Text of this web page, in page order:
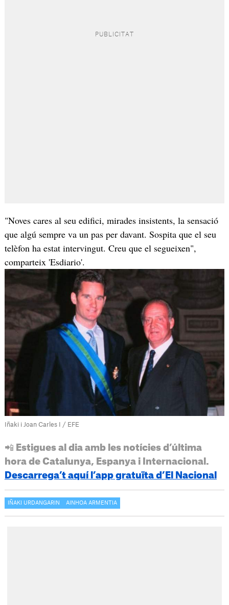
"Noves cares al seu edifici, mirades insistents, la sensació
que algú sempre va un pas per davant. Sospita que el seu
telèfon ha estat intervingut. Creu que el segueixen",
comparteix 'Esdiario'.
Iñaki i Joan Carles I / EFE
📲 Estigues al dia amb les notícies d’última
hora de Catalunya, Espanya i Internacional.
Descarrega’t aquí l’app gratuïta d’El Nacional
IÑAKI URDANGARIN AINHOA ARMENTIA